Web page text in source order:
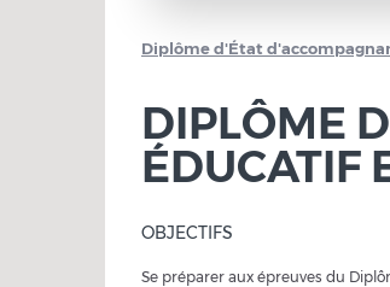
Diplôme d'État
DIPLÔME
ÉDUCATIF
OBJECTIFS
Se préparer aux épreuves du